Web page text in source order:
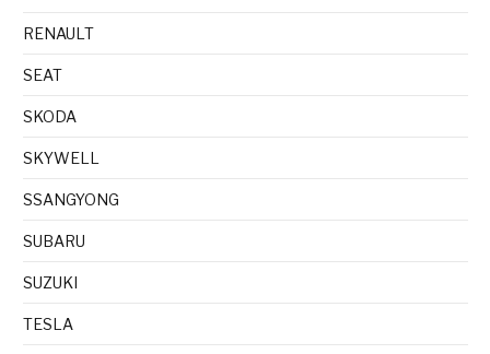
RENAULT
SEAT
SKODA
SKYWELL
SSANGYONG
SUBARU
SUZUKI
TESLA